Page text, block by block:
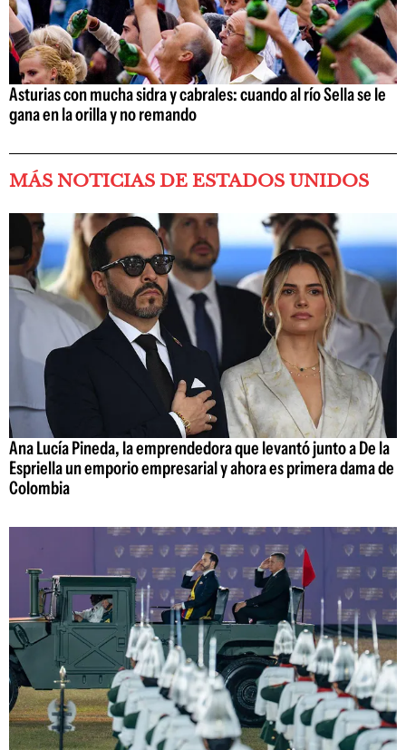
Asturias con mucha sidra y cabrales: cuando al río Sella se le
gana en la orilla y no remando
MÁS NOTICIAS DE ESTADOS UNIDOS
Ana Lucía Pineda, la emprendedora que levantó junto a De la
Espriella un emporio empresarial y ahora es primera dama de
Colombia